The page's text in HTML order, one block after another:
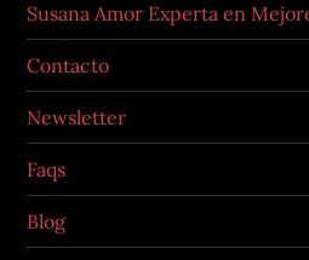
Susana Amor Experta en
Contacto
Newsletter
Faqs
Blog